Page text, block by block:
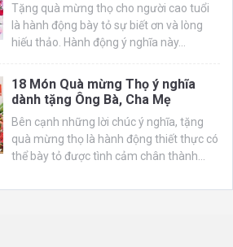
Tặng quà mừng thọ cho người cao tuổi
là hành động bày tỏ sự biết ơn và lòng
hiếu thảo. Hành động ý nghĩa này...
18 Món Quà mừng Thọ ý nghĩa
dành tặng Ông Bà, Cha Mẹ
Bên cạnh những lời chúc ý nghĩa, tặng
quà mừng thọ là hành động thiết thực có
thể bày tỏ được tình cảm chân thành...